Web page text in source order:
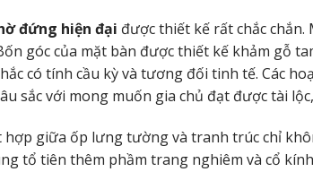
đứng hiện đại được thiết kế rất chắc
góc của mặt bàn được thiết kế khảm gỗ
có tính cầu kỳ và tương đối tinh tế. Các
sắc với mong muốn gia chủ đạt được tài
hợp giữa ốp lưng tường và tranh trúc chỉ
tổ tiên thêm phầm trang nghiêm và cổ